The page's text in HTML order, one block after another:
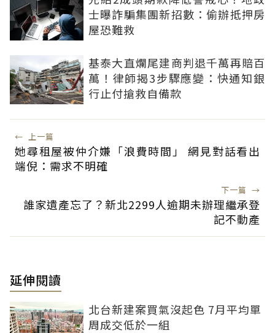
士曝詐騙集團新招數：偷辦抵押房
屋恐難救
基泰大直爛尾建商判退千萬再賠百
萬！律師揭3步驟應變：快通知銀
行止付搶救自備款
← 上一篇
她尋租屋被仲介嫌「浪費時間」 網見對話看出
端倪：需求不明確
下一篇 →
誰家遺產忘了？新北2299人逾期未辦理繼承登
記不動產
延伸閱讀
北台新建案買氣沒起色 7月平均單
周成交低於一組